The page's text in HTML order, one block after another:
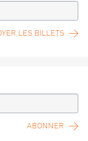
LES BILLETS
ABONNER